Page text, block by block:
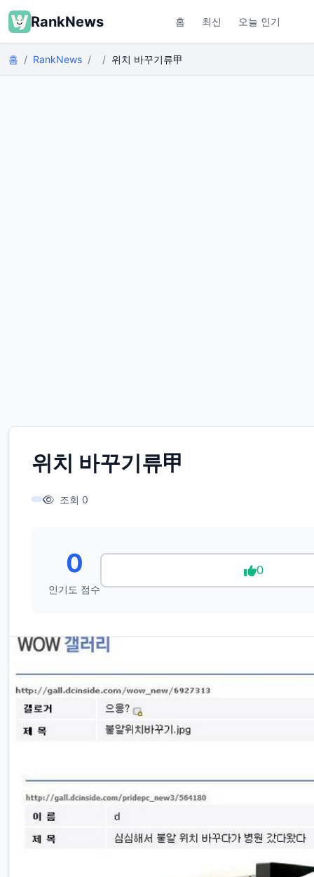
RankNews 홈 최신 오늘 인기
홈 RankNews 위치 바꾸기류甲
위치 바꾸기류甲
조회 0
0
인기도 점수
0